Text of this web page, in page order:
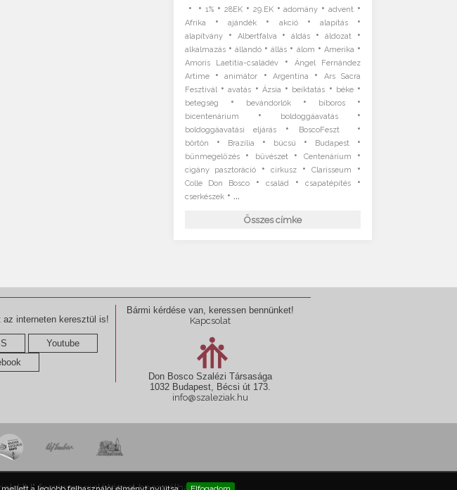
• •1% • 28EK • 29.EK•adomány •advent •
Afrika •ajándék • akció• alapítás•
alapítvány• Albertfalva •áldás •áldozat •
alkalmazás•állandó •állás • álom • Amerika •
Amoris Laetitia-családév•
Ángel Fernández
Artime•animátor •Argentína •
Ars Sacra
Fesztivál •avatás • Ázsia • beiktatás • béke•
betegség • bevándorlók• bíboros •
bicentenárium • boldoggáavatás•
boldoggáavatási eljárás • BoscoFeszt •
börtön • Brazília • búcsú • Budapest •
bűnmegelőzés• bűvészet • Centenárium •
cigány pasztoráció• cirkusz•Clarisseum •
Colle Don Bosco• család •csapatépítés •
cserkészek• ...
Összes címke
interneten keresztül is!
Youtube
Bármi kérdése van, keressen bennünket!
Kapcsolat
Don Bosco Szalézi Társasága
1032 Budapest, Bécsi út 173.
info@szaleziak.hu